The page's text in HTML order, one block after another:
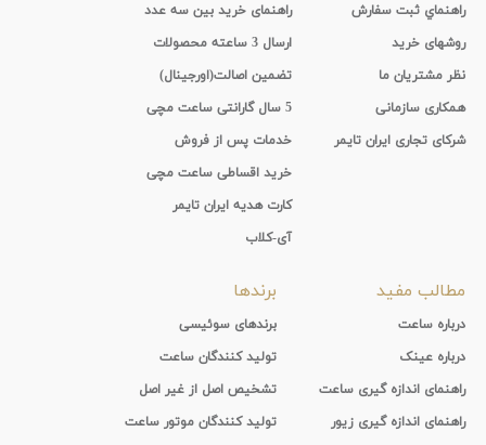
راهنماي ثبت سفارش
روشهای خرید
نظر مشتریان ما
همکاری سازمانی
شرکای تجاری ایران تایمر
راهنمای خرید بین سه عدد
ارسال 3 ساعته محصولات
تضمین اصالت(اورجینال)
5 سال گارانتی ساعت مچی
خدمات پس از فروش
خرید اقساطی ساعت مچی
کارت هدیه ایران تایمر
آی-کلاب
مطالب مفید
درباره ساعت
درباره عینک
راهنمای اندازه گیری ساعت
راهنمای اندازه گیری زیور
برندها
برندهای سوئیسی
تولید کنندگان ساعت
تشخیص اصل از غیر اصل
تولید کنندگان موتور ساعت